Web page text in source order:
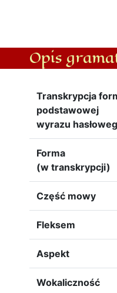
Opis
Transkrypcja
podstawowej
wyrazu
Forma
(w transkrypcji)
Część mowy
Fleksem
Aspekt
Wokaliczność